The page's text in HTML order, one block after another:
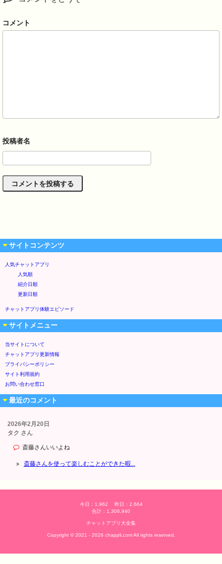
コメント
サイトコンテンツ
人気チャットアプリ
人気順
紹介日順
更新日順
チャットアプリ体験エピソード
サイトメニュー
当サイトについて
チャットアプリ更新情報
プライバシーポリシー
サイト利用規約
お問い合わせ窓口
最近のコメント
2026年2月20日
タク さん
斎藤さんいいよね
斎藤さんを使って楽しむことができた暇...
今日：1,962 昨日：2,664
合計：1,306,940
チャットアプリ大全集
Copyright © 2021 - 2026 chappli.com All rights reserved.